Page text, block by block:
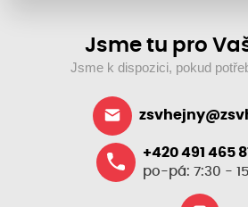
Jsme tu pro
Jsme k dispozici, pokud
+420 491 465
po-pá: 7:30 -